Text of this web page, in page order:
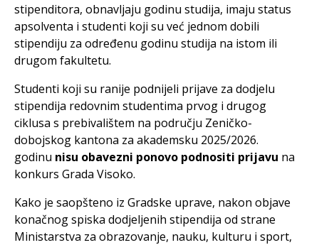
stipenditora, obnavljaju godinu studija, imaju status
apsolventa i studenti koji su već jednom dobili
stipendiju za određenu godinu studija na istom ili
drugom fakultetu.
Studenti koji su ranije podnijeli prijave za dodjelu
stipendija redovnim studentima prvog i drugog
ciklusa s prebivalištem na području Zeničko-
dobojskog kantona za akademsku 2025/2026.
godinu nisu obavezni ponovo podnositi prijavu na
konkurs Grada Visoko.
Kako je saopšteno iz Gradske uprave, nakon objave
konačnog spiska dodjeljenih stipendija od strane
Ministarstva za obrazovanje, nauku, kulturu i sport,